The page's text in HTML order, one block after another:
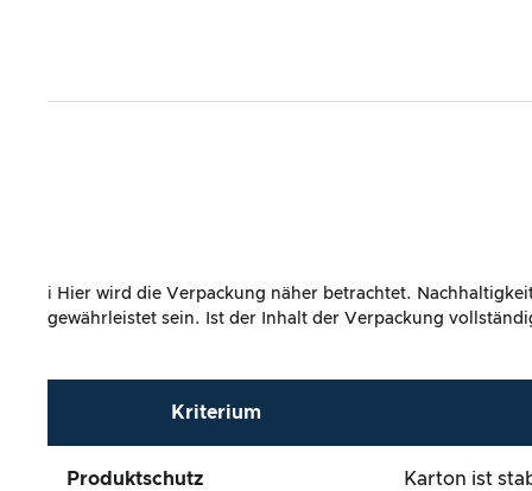
ℹ️ Hier wird die Verpackung näher betrachtet.
gewährleistet sein. Ist der Inhalt der Verpackung
Kriterium
Produktschutz Karton ist